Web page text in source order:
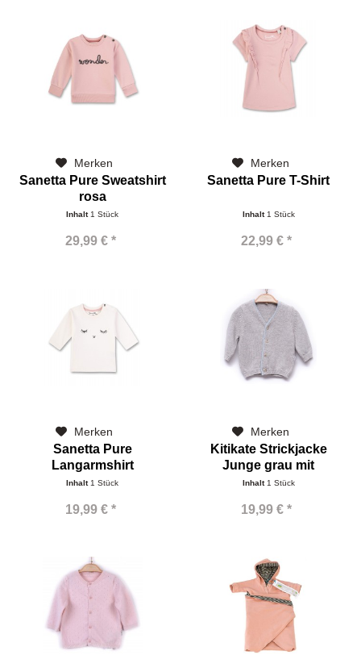
Merken
Sanetta Pure Sweatshirt
rosa
Inhalt 1 Stück
29,99 € *
Merken
Sanetta Pure T-Shirt
Inhalt 1 Stück
22,99 € *
Merken
Sanetta Pure
Langarmshirt
Inhalt 1 Stück
19,99 € *
Merken
Kitikate Strickjacke
Junge grau mit
hellblauen...
Inhalt 1 Stück
19,99 € *